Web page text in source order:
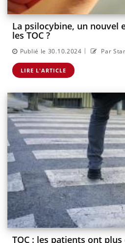
La psilocybine, un nouvel
les TOC ?
Publié le 30.10.2024 | Par
LIRE L'ARTICLE
TOC : les patients ont